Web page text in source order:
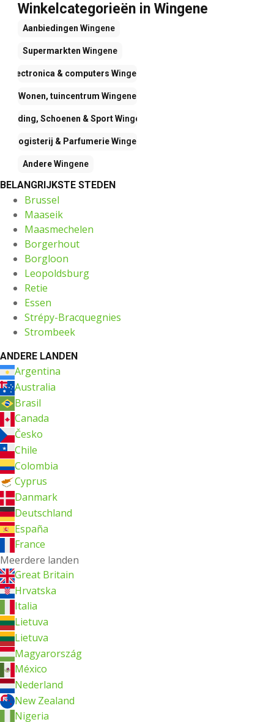
Winkelcategorieën in Wingene
Aanbiedingen Wingene
Supermarkten Wingene
Electronica & computers Wingene
Wonen, tuincentrum Wingene
Kleding, Schoenen & SportWingene
Drogisterij & ParfumerieWingene
AndereWingene
BELANGRIJKSTE STEDEN
Brussel
Maaseik
Maasmechelen
Borgerhout
Borgloon
Leopoldsburg
Retie
Essen
Strépy-Bracquegnies
Strombeek
ANDERE LANDEN
Argentina
Australia
Brasil
Canada
Česko
Chile
Colombia
Cyprus
Danmark
Deutschland
España
France
Meerdere landen
Great Britain
Hrvatska
Italia
Lietuva
Lietuva
Magyarország
México
Nederland
New Zealand
Nigeria